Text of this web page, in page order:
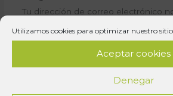
Utilizamos cookies para optimizar nuestro
Aceptar cookies
Denegar
Tu dirección de correo electrónico